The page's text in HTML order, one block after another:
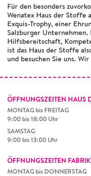
Für den besonders
Wenatex Haus der Stoffe
Exquis-Trophy, einer
Salzburger
Hilfsbereitschaft,
ist das Haus der Stoffe
und besuchen Sie uns.
ÖFFNUNGSZEITEN HAUS
MONTAG bis FREITAG
9:00 bis 18:00 Uhr
SAMSTAG
9:00 bis 13:00 Uhr
ÖFFNUNGSZEITEN
MONTAG bis DONNERSTAG